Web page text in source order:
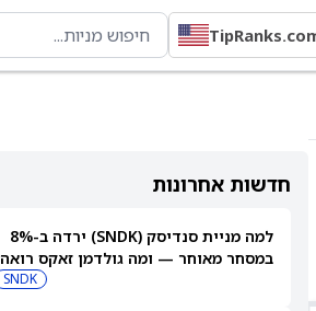
חדשות אחרונות
למה מניית סנדיסק (SNDK) ירדה ב-8%
במסחר מאוחר — ומה גולדמן זאקס רואה
SNDK